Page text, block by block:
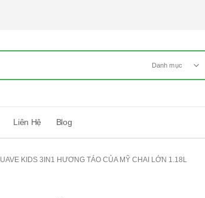
Danh mục
Liên Hệ Blog
KIDS 3IN1 HƯƠNG TÁO CỦA MỸ CHAI LỚN 1.18L